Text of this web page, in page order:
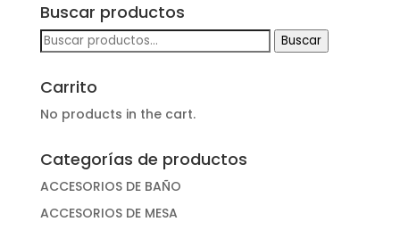
Buscar productos
Buscar
Buscar
Carrito
No products in the cart.
Categorías de productos
ACCESORIOS DE BAÑO
ACCESORIOS DE MESA